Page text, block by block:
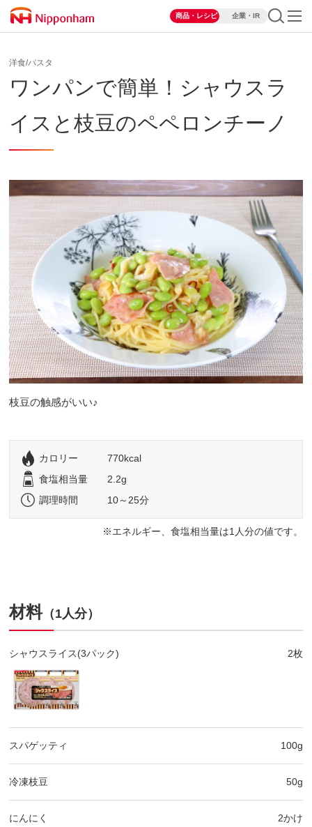
商品・レシピ 企業・IR
洋食/パスタ
ワンパンで簡単！シャウスラ
イスと枝豆のペペロンチーノ
枝豆の触感がいい♪
カロリー
770kcal
食塩相当量
2.2g
調理時間
10～25分
エネルギー、食塩相当量は1人分の値です。
材料（1人分）
シャウスライス(3パック) 2枚
スパゲッティ 100g
冷凍枝豆 50g
にんにく 2かけ